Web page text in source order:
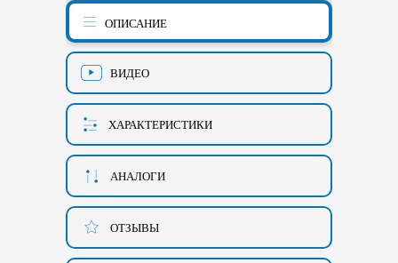
ОПИСАНИЕ
ВИДЕО
ХАРАКТЕРИСТИКИ
АНАЛОГИ
ОТЗЫВЫ